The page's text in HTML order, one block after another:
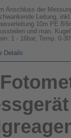
Anschluss der
Leitung, inkl.
10m PE 8/
und man.
1 - 16bar, Temp. 0-
Details